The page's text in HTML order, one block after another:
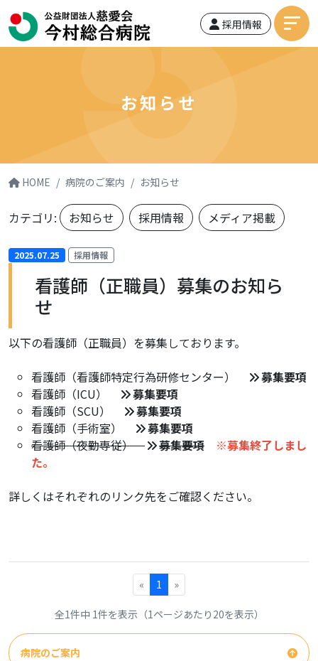
採用情報
お知らせ
HOME 病院のご案内 お知らせ
カテゴリ: お知らせ 採用情報 メディア掲載
2025.07.25 採用情報
看護師（正職員）募集のお知ら
せ
以下の看護師（正職員）を募集しております。
看護師（看護師特定行為研修センター）
募集要項
看護師（ICU）
募集要項
看護師（SCU）
募集要項
看護師（手術室）
募集要項
看護師（夜勤専従）
募集要項
※募集終了しまし
た。
詳しくはそれぞれのリンク先をご確認ください。
« 1 »
全1件中 1件を表示（1ページあたり20を表示）
病院のご案内